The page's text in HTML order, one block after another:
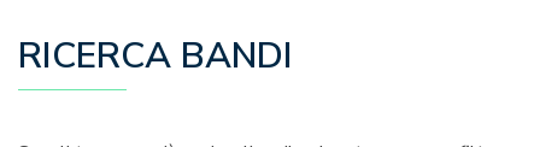
RICERCA BANDI